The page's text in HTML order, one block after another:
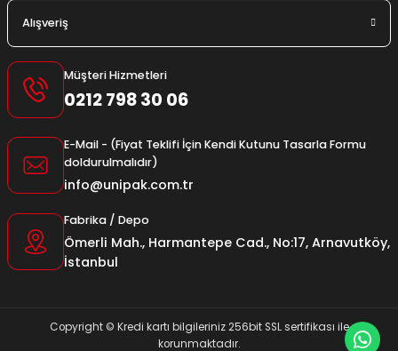
Alışveriş
Müşteri Hizmetleri
0212 798 30 06
E-Mail - (Fiyat Teklifi İçin Kendi Kutunu Tasarla Formu
doldurulmalıdır)
info@unipak.com.tr
Fabrika / Depo
Ömerli Mah., Harmantepe Cad., No:17, Arnavutköy,
İstanbul
Copyright © Kredi kartı bilgileriniz 256bit SSL sertifikası ile
korunmaktadır.